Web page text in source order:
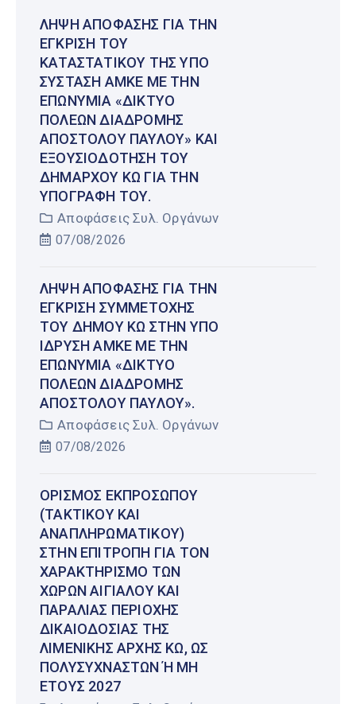
ΛΉΨΗ ΑΠΌΦΑΣΗΣ ΓΙΑ ΤΗΝ
ΈΓΚΡΙΣΗ ΤΟΥ
ΚΑΤΑΣΤΑΤΙΚΟΎ ΤΗΣ ΥΠΌ
ΣΎΣΤΑΣΗ ΑΜΚΕ ΜΕ ΤΗΝ
ΕΠΩΝΥΜΊΑ «ΔΊΚΤΥΟ
ΠΌΛΕΩΝ ΔΙΑΔΡΟΜΉΣ
ΑΠΟΣΤΌΛΟΥ ΠΑΎΛΟΥ» ΚΑΙ
ΕΞΟΥΣΙΟΔΌΤΗΣΗ ΤΟΥ
ΔΗΜΆΡΧΟΥ ΚΩ ΓΙΑ ΤΗΝ
ΥΠΟΓΡΑΦΉ ΤΟΥ.
Αποφάσεις Συλ. Οργάνων
07/08/2026
ΛΉΨΗ ΑΠΌΦΑΣΗΣ ΓΙΑ ΤΗΝ
ΈΓΚΡΙΣΗ ΣΥΜΜΕΤΟΧΉΣ
ΤΟΥ ΔΉΜΟΥ ΚΩ ΣΤΗΝ ΥΠΌ
ΊΔΡΥΣΗ ΑΜΚΕ ΜΕ ΤΗΝ
ΕΠΩΝΥΜΊΑ «ΔΊΚΤΥΟ
ΠΌΛΕΩΝ ΔΙΑΔΡΟΜΉΣ
ΑΠΟΣΤΌΛΟΥ ΠΑΎΛΟΥ».
Αποφάσεις Συλ. Οργάνων
07/08/2026
ΟΡΙΣΜΌΣ ΕΚΠΡΟΣΏΠΟΥ
(ΤΑΚΤΙΚΟΎ ΚΑΙ
ΑΝΑΠΛΗΡΩΜΑΤΙΚΟΎ)
ΣΤΗΝ ΕΠΙΤΡΟΠΉ ΓΙΑ ΤΟΝ
ΧΑΡΑΚΤΗΡΙΣΜΌ ΤΩΝ
ΧΏΡΩΝ ΑΙΓΙΑΛΟΎ ΚΑΙ
ΠΑΡΑΛΊΑΣ ΠΕΡΙΟΧΉΣ
ΔΙΚΑΙΟΔΟΣΊΑΣ ΤΗΣ
ΛΙΜΕΝΙΚΉΣ ΑΡΧΉΣ ΚΩ, ΩΣ
ΠΟΛΥΣΎΧΝΑΣΤΩΝ Ή ΜΗ Έ
ΤΟΥΣ 2027